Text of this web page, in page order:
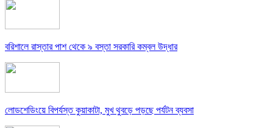
বরিশালে রাস্তার পাশ থেকে ৯ বস্তা সরকারি কম্বল উদ্ধার
লোডশেডিংয়ে বিপর্যস্ত কুয়াকাটা, মুখ থুবড়ে পড়ছে পর্যটন ব্যবসা